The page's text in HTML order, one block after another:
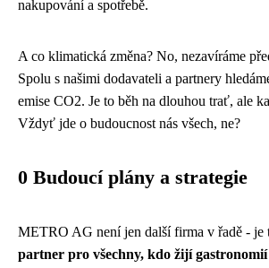
nakupování a spotřebě.
A co klimatická změna? No, nezavíráme
Spolu s našimi dodavateli a partnery
emise CO2. Je to běh na dlouhou trať, ale
Vždyť jde o budoucnost nás všech, ne?
0 Budoucí plány a strategie
METRO AG není jen další firma v řadě - je
partner pro všechny, kdo žijí